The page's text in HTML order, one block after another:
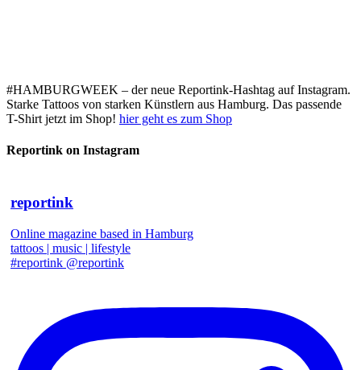
#HAMBURGWEEK – der neue Reportink-Hashtag auf Instagram.
Starke Tattoos von starken Künstlern aus Hamburg. Das passende
T-Shirt jetzt im Shop! hier geht es zum Shop
Reportink on Instagram
reportink
Online magazine based in Hamburg
tattoos | music | lifestyle
#reportink @reportink